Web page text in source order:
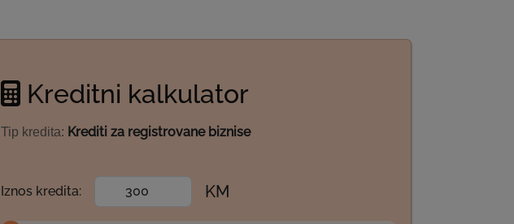
Kreditni kalkulator
Tip kredita: Krediti za registrovane biznise
Iznos kredita: KM